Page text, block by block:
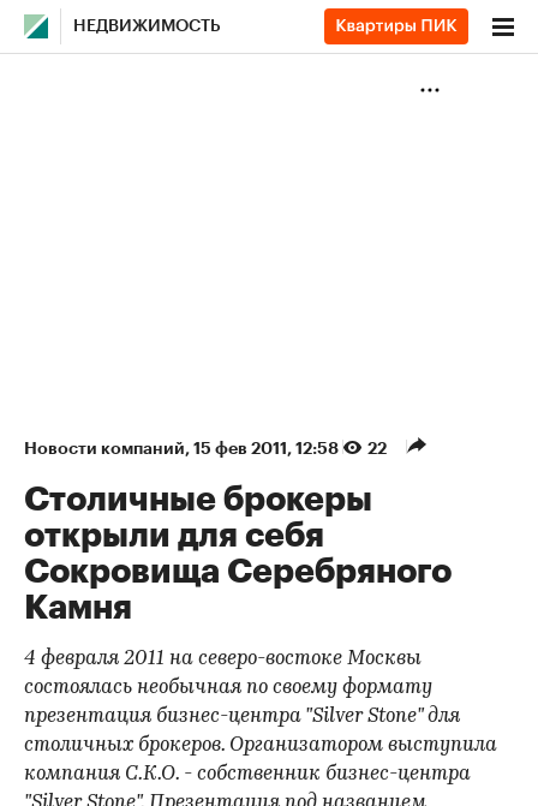
НЕДВИЖИМОСТЬ
Новости компаний⁠, 15 фев 2011, 12:58 22
Столичные брокеры
открыли для себя
Сокровища Серебряного
Камня
4 февраля 2011 на северо-востоке Москвы
состоялась необычная по своему формату
презентация бизнес-центра "Silver Stone"для
столичных брокеров. Организатором выступила
компания С.К.О. - собственник бизнес-центра